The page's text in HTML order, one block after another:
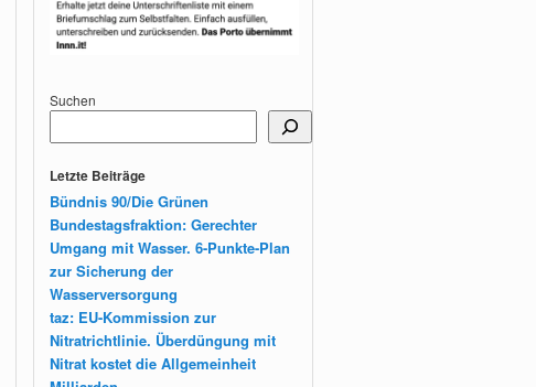
Suchen
Letzte Beiträge
Bündnis 90/Die Grünen
Bundestagsfraktion: Gerechter
Umgang mit Wasser. 6-Punkte-Plan
zur Sicherung der
Wasserversorgung
taz: EU-Kommission zur
Nitratrichtlinie. Überdüngung mit
Nitrat kostet die Allgemeinheit